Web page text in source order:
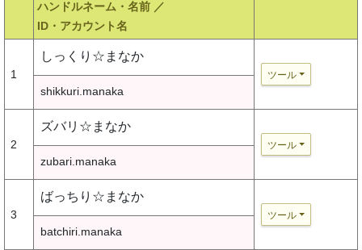
ハンドルネーム・名前 ／
ID・アカウント名
1
しっくり☆まなか
ツール
shikkuri.manaka
2
ズバリ☆まなか
ツール
zubari.manaka
3
ばっちり☆まなか
ツール
batchiri.manaka